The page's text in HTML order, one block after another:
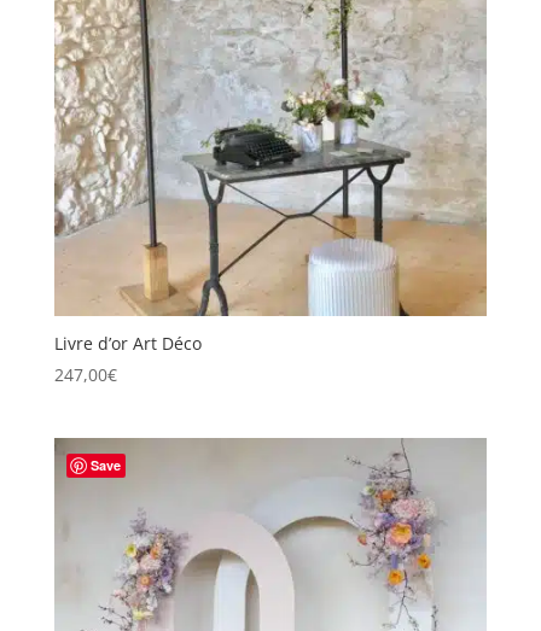
Livre d’or Art Déco
247,00€
Save